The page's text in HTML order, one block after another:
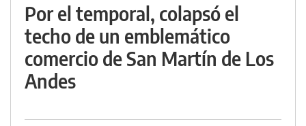
Por el temporal, colapsó el
techo de un emblemático
comercio de San Martín de Los
Andes